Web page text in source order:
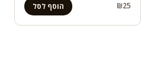
₪25 הוסף לסל